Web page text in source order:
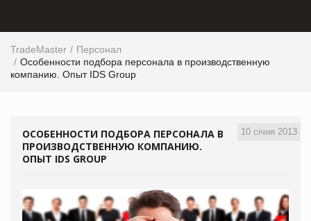
TradeMaster
Персонал
Особенности подбора персонала в производственную
компанию. Опыт IDS Group
10 січня 2013
ОСОБЕННОСТИ ПОДБОРА ПЕРСОНАЛА В
ПРОИЗВОДСТВЕННУЮ КОМПАНИЮ.
ОПЫТ IDS GROUP